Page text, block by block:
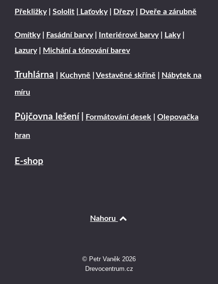
Překližky| Sololit Laťovky| Dřezy| Dveře a zárubně
Omítky| Fasádní barvy| Interiérové barvy| Laky|
Lazury| Michání a tónování barev
Truhlárna Kuchyně Vestavěné skříně Nábytek na
míru
Půjčovna lešení Formátování desek Olepovačka
hran
E-shop
Nahoru
© Petr Vaněk 2026
Drevocentrum.cz